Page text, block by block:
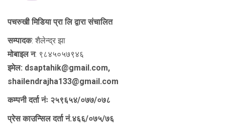
पचरुखी मिडिया प्रा लि द्वारा संचालित
सम्पादक: शैलेन्द्र झा
मोबाइल न: ९८४५०५७९४६
इमेल: dsaptahik@gmail.com,
shailendrajha133@gmail.com
कम्पनी दर्ता नंः २५९६५४/०७७/०७८
प्रेस काउन्सिल दर्ता नं.४६६/०७५/७६